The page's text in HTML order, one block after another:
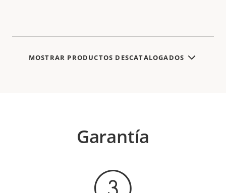
MOSTRAR PRODUCTOS DESCATALOGADOS
Garantía